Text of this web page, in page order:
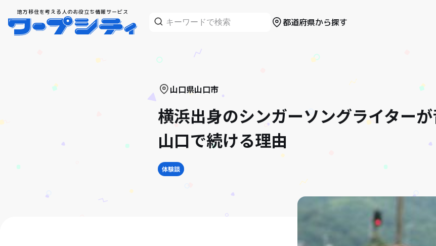
地方移住を考える人のお役立ち情報サービス
都道府県から探す
山口県山口市
横浜出身のシンガーソングライター
山口で続ける理由
体験談